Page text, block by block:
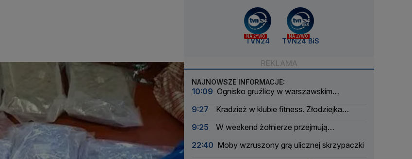
NA ŻYWO
TVN24
NA ŻYWO
TVN24 BiS
NAJNOWSZE INFORMACJE:
10:09 Ognisko gruźlicy w warszawskim
9:27
Kradzież w klubie fitness. Złodziejka
9:25
W weekend żołnierze przejmują
22:40 Moby wzruszony grą ulicznej skrzypaczki